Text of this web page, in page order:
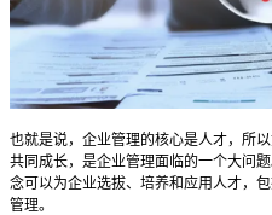
也就是说，企业管理的核心是人才，所
共同成长，是企业管理面临的一个大问
念可以为企业选拔、培养和应用人才，
管理。